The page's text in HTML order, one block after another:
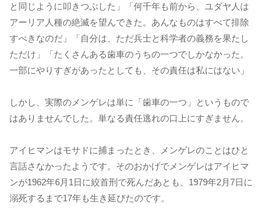
と同じように叩きつぶした」「何千年も前から、ユダヤ人は
アーリア人種の絶滅を望んできた。あんなものはすべて排除
すべきなのだ」「自分は、ただ兵士と科学者の義務を果たし
ただけ」「たくさんある歯車のうちの一つでしかなかった。
一部にやりすぎがあったとしても、その責任は私にはない」
しかし、実際のメンゲレは単に「歯車の一つ」というもので
はありませんでした。単なる責任逃れの口上にすぎません。
アイヒマンはモサドに捕まったとき、メンゲレのことはひと
言話さなかったようです。そのおかげでメンゲレはアイヒマ
ンが1962年6月1日に絞首刑で死んだあとも、1979年2月7日に
溺死するまで17年も生き延びたのです。